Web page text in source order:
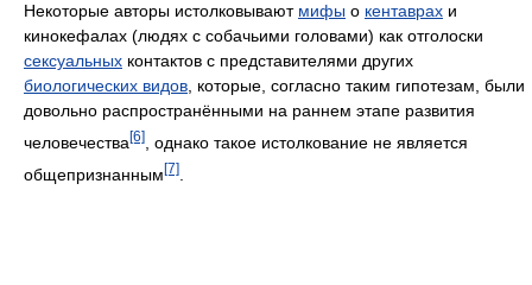
Некоторые авторы истолковывают мифы о кентаврах и
кинокефалах (людях с собачьими головами) как отголоски
сексуальных контактов с представителями других
биологических видов, которые, согласно таким гипотезам, были
довольно распространёнными на раннем этапе развития
человечества [6]
, однако такое истолкование не является
общепризнанным [7]